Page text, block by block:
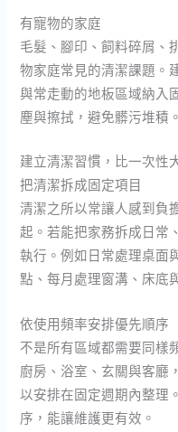
有寵物的家庭
毛髮、腳印、飼料碎屑、
物家庭常見的清潔課題。
與常走動的地板區域納入
塵與擦拭，避免髒污堆積。
建立清潔習慣，比一次性
把清潔拆成固定項目
清潔之所以常讓人感到負
起。若能把家務拆成日常
執行。例如日常處理桌面
點、每月處理窗溝、床底
依使用頻率安排優先順序
不是所有區域都需要同樣
廚房、浴室、玄關與客廳
以安排在固定週期內整理
序，能讓維護更有效。